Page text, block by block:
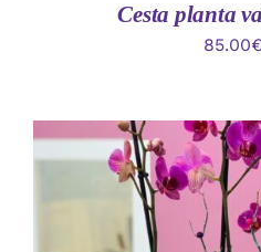
Cesta planta
85.00